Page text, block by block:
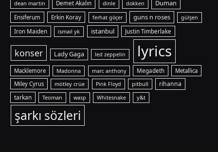
dean martin Demet Akalın dinle dokken Duman
Ensiferum Erkin Koray ferhat göçer guns n roses gülşen
Iron Maiden ismail yk istanbul Justin Timberlake
konser Lady Gaga led zeppelin lyrics
Macklemore Madonna marc anthony Megadeth
Metallica
Miley Cyrus
mötley crüe Pink Floyd pitbull rihanna
tarkan Teoman wasp Whitesnake y&t
şarkı sözleri